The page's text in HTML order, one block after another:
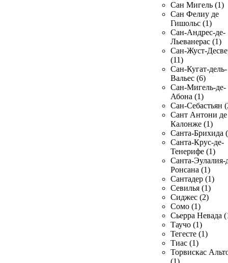
Сан Мигель (1)
Сан Фелиу де
Гишольс (1)
Сан-Андрес-де-
Льеванерас (1)
Сан-Жуст-
(11)
Сан-Кугат-дель-
Вальес (6)
Сан-Мигель-де-
Абона (1)
Сан-Себастьян
Сант Антони де
Калонже (1)
Санта-Брихида
Санта-Крус-де-
Тенерифе (1)
Санта-Эулалия-
Ронсана (1)
Сантадер (1)
Севилья (1)
Сиджес (2)
Сомо (1)
Сьерра Невада
Таучо (1)
Тегесте (1)
Тиас (1)
Торвискас
(1)